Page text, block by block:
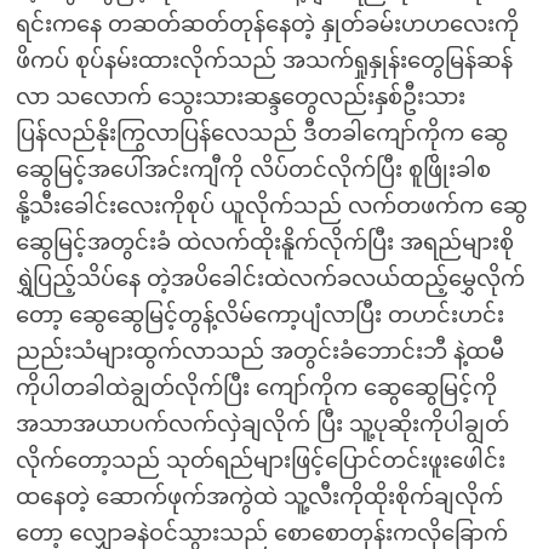
ရင်းကနေ တဆတ်ဆတ်တုန်နေတဲ့ နှုတ်ခမ်းဟဟလေးကို
ဖိကပ် စုပ်နမ်းထားလိုက်သည် အသက်ရှုနှုန်းတွေမြန်ဆန်
လာ သလောက် သွေးသားဆန္ဒတွေလည်းနှစ်ဦးသား
ပြန်လည်နိုးကြွလာပြန်လေသည် ဒီတခါကျော်ကိုက ဆွေ
ဆွေမြင့်အပေါ်အင်းကျီကို လိပ်တင်လိုက်ပြီး စူဖြိုးခါစ
နို့သီးခေါင်းလေးကိုစုပ် ယူလိုက်သည် လက်တဖက်က ဆွေ
ဆွေမြင့်အတွင်းခံ ထဲလက်ထိုးနိူက်လိုက်ပြီး အရည်များစို
ရွှဲပြည့်သိပ်နေ တဲ့အပိခေါင်းထဲလက်ခလယ်ထည့်မွှေလိုက်
တော့ ဆွေဆွေမြင့်တွန့်လိမ်ကော့ပျံလာပြီး တဟင်းဟင်း
ညည်းသံများထွက်လာသည် အတွင်းခံဘောင်းဘီ နဲ့ထမီ
ကိုပါတခါထဲချွတ်လိုက်ပြီး ကျော်ကိုက ဆွေဆွေမြင့်ကို
အသာအယာပက်လက်လှဲချလိုက် ပြီး သူ့ပုဆိုးကိုပါချွတ်
လိုက်တော့သည် သုတ်ရည်များဖြင့်ပြောင်တင်းဖူးဖေါင်း
ထနေတဲ့ ဆောက်ဖုက်အကွဲထဲ သူ့လီးကိုထိုးစိုက်ချလိုက်
တော့ လျှောခနဲဝင်သွားသည် စောစောတုန်းကလိုခြောက်